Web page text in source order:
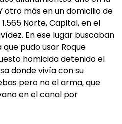
otro más en un domicilio de
Norte, Capital, en el
En ese lugar buscaban
pudo usar Roque
homicida detenido el
donde vivía con su
pero no el arma, que
en el canal por